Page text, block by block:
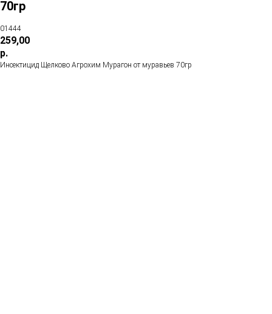
70гр
01444
259,00
р.
Инсектицид Щелково Агрохим Мурагон от муравьев 70гр